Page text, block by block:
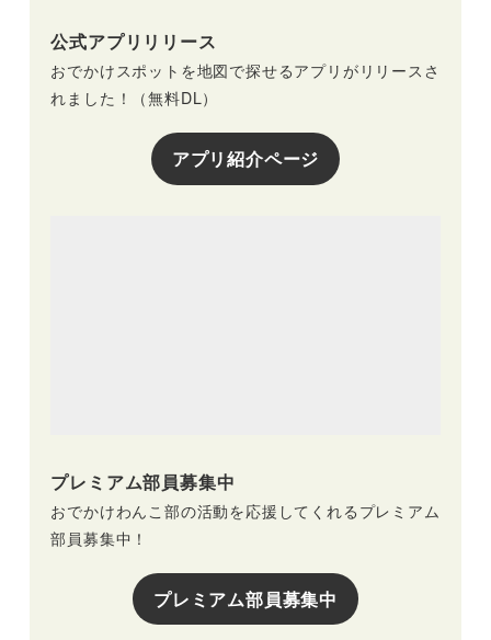
公式アプリリリース
おでかけスポットを地図で探せるアプリがリリースさ
れました！（無料DL）
アプリ紹介ページ
プレミアム部員募集中
おでかけわんこ部の活動を応援してくれるプレミアム
部員募集中！
プレミアム部員募集中